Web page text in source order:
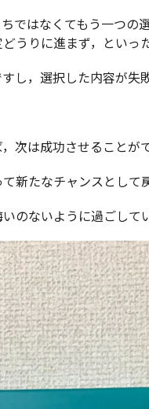
ではなくてもう一つ
うりに進まず，といっ
し，選択した内容が失
次は成功させることが
新たなチャンスとして
のないように過ごし